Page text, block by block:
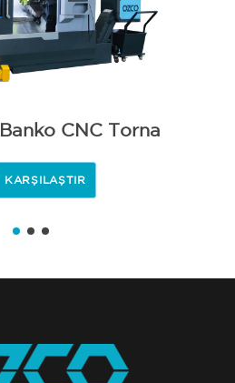
CNC Torna
KARŞILAŞTIR